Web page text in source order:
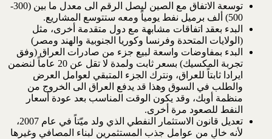
توسعة الاتفاق مع الصين ليصل الرقم الى معدل ما بين (300-
500) ألف برميل نفط يومياً ومعه ستتوسع المشاريع.
البدء بعقد اتفاقات مشابهة مع دول متقدمة أخرى، مثل
(الولايات المتحدة وفرنسا وكوريا الجنوبية والهند ومصر)
البدء بمفاوضات واسعة لبيع جزء من صادرات العراق (وفق
تجربة المكسيك) بسعر ثابت ولمدة لا تقل عن 20 عاماً لنضمن
ايرادا ثابتاً للعراق، ونترك الجزء المتبقي لعوامل العرض
والطلب في السوق وهذا قد يدفع العراق الى الخروج من
منظمة أوبك، وقد يكون الوقت المناسب بعد عودة أسعار
النفط للصعود مرة أخرى.
تعديل قانون الاستثمار النفطي الذي ولد ميّتاً في عام 2007،
لأنه خالٍ من عوامل جذب المستثمرين لبناء المصافي وغيرها